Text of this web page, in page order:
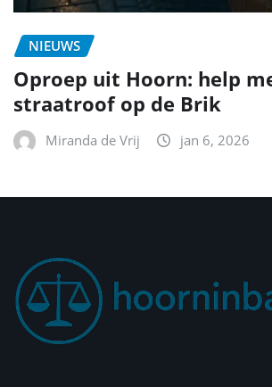
NIEUWS
Oproep uit Hoorn: help
straatroof op de Brik
Miranda de Vrij jan 6, 2026